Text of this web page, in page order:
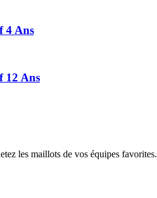
4 Ans
12 Ans
les maillots de vos équipes favorites.